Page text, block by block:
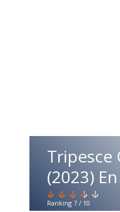
El
Ranking 7 / 10
(2023)